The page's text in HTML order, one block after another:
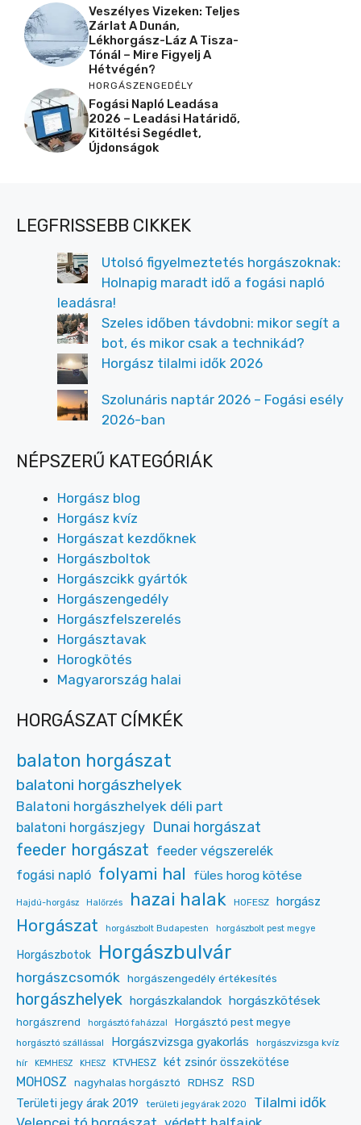
Veszélyes Vizeken: Teljes
Zárlat A Dunán,
Lékhorgász-Láz A Tisza-
Tónál – Mire Figyelj A
Hétvégén?
HORGÁSZENGEDÉLY
Fogási Napló Leadása
2026 – Leadási Határidő,
Kitöltési Segédlet,
Újdonságok
LEGFRISSEBB CIKKEK
Utolsó figyelmeztetés horgászoknak:
Holnapig maradt idő a fogási napló
leadásra!
Szeles időben távdobni: mikor segít a
bot, és mikor csak a technikád?
Horgász tilalmi idők 2026
Szolunáris naptár 2026 – Fogási esély
2026-ban
NÉPSZERŰ KATEGÓRIÁK
Horgász blog
Horgász kvíz
Horgászat kezdőknek
Horgászboltok
Horgászcikk gyártók
Horgászengedély
Horgászfelszerelés
Horgásztavak
Horogkötés
Magyarország halai
HORGÁSZAT CÍMKÉK
balaton horgászat
balatoni horgászhelyek
Balatoni horgászhelyek déli part
balatoni horgászjegy Dunai horgászat
feeder horgászat feeder végszerelék
fogási napló folyami hal füles horog kötése
Hajdú-horgász Halőrzés hazai halak HOFESZ horgász
Horgászat horgászbolt Budapesten horgászbolt pest megye
Horgászbotok Horgászbulvár
horgászcsomók horgászengedély értékesítés
horgászhelyek horgászkalandok horgászkötések
horgászrend horgásztó faházzal Horgásztó pest megye
horgásztó szállással Horgászvizsga gyakorlás
horgászvizsga kvíz
hír
KEMHESZ KHESZ KTVHESZ két zsinór összekötése
MOHOSZ nagyhalas horgásztó RDHSZ RSD
Területi jegy árak 2019 területi jegyárak 2020
Tilalmi idők